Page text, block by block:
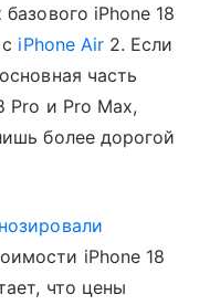
iPhone 18
iPhone Air2. Если
часть
Pro и Pro Max,
более дорогой
iPhone 18
что цены